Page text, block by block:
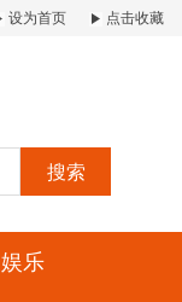
设为首页 点击收藏
搜索
娱乐